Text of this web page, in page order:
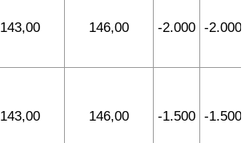
143,00 146,00 -2.000 -2.000
143,00 146,00 -1.500 -1.500